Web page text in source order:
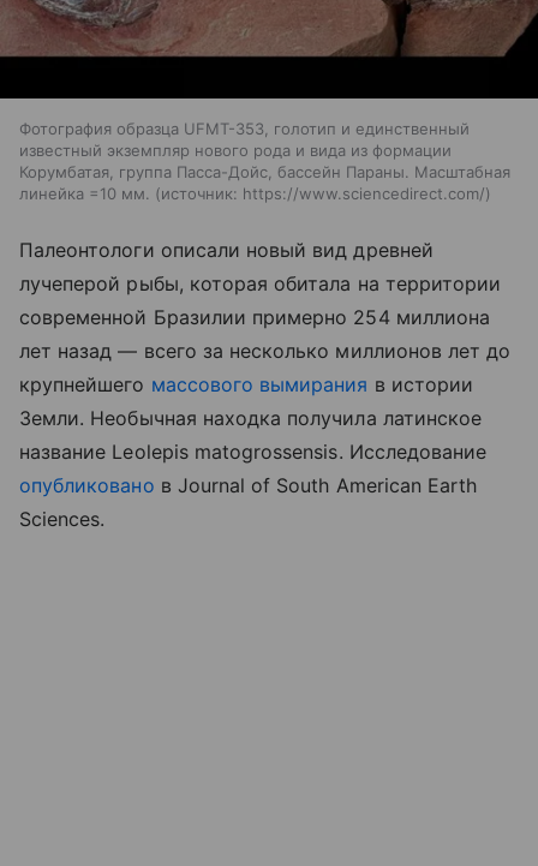
Фотография образца UFMT-353, голотип и единственный
известный экземпляр нового рода и вида из формации
Корумбатая, группа Пасса-Дойс, бассейн Параны. Масштабная
линейка =10 мм.
источник: https://www.sciencedirect.com/
Палеонтологи описали новый вид древней
лучеперой рыбы, которая обитала на территории
современной Бразилии примерно 254 миллиона
лет назад — всего за несколько миллионов лет до
крупнейшего массового вымирания в истории
Земли. Необычная находка получила латинское
название Leolepis matogrossensis. Исследование
опубликовано в Journal of South American Earth
Sciences.